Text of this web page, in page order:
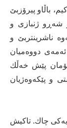
باڵاو پیرۆزبێ
ژنبازی و
ناشرینتربێ و
ئەمەی دووەمیان
پێش خەڵك
و پێکەوەژیان
چاك. تاکیش